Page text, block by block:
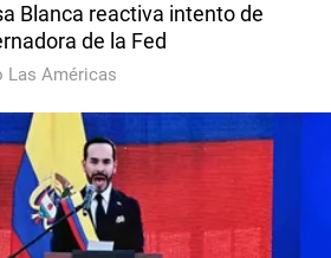
Blanca reactiva intento de
de la Fed
Las Américas